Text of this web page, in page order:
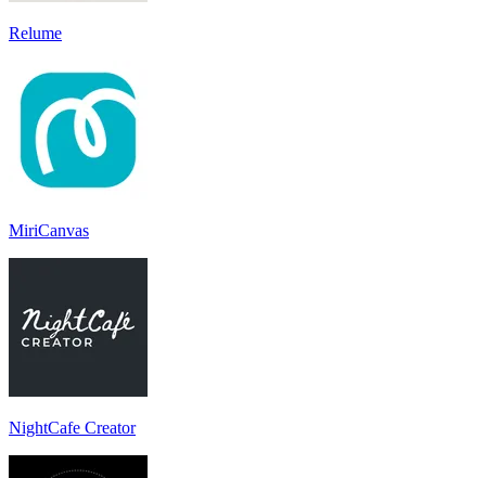
Relume
MiriCanvas
NightCafe Creator